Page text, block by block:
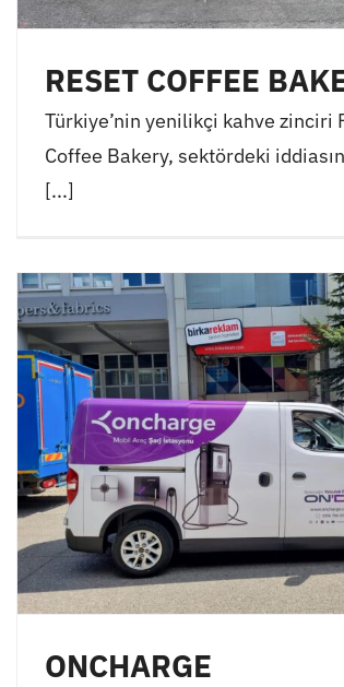
RESET COFFEE
Türkiye’nin yenilikçi kahve zinciri
Coffee Bakery, sektördeki
[...]
ONCHARGE